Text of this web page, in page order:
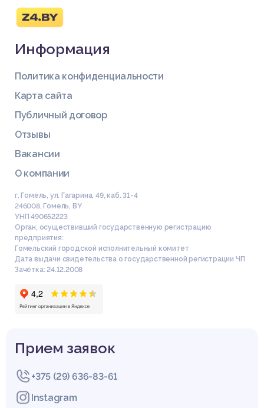
Список литературы
ГЛАВА 3 МАНИПУЛИРОВАНИЕ В РАМКАХ РАЦИОНАЛЬНОГО
АРГУМЕНТИРОВАНИЯ В РЕКЛАМНОЙ КОММУНИКАЦИИ
3.1 Тактика манипулирования в рамках рационального аргум
ентирования в рекламной коммуникации
ных текстах
Информация
Политика конфиденциальности
Карта сайта
Публичный договор
Отзывы
Вакансии
О компании
г. Гомель, ул. Гагарина, 49, каб. 31-4
246008, Гомель, BY
УНП 490652223
Орган, осуществивший государственную регистрацию
предприятия:
Гомельский городской исполнительный комитет
Дата выдачи свидетельства о государственной регистрации ЧП
Зачётка: 24.12.2008
Прием заявок
+375 (29) 636-83-61
Instagram